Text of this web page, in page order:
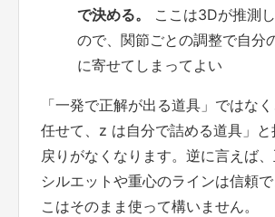
で決める。
ここは3Dが推測
ので、関節ごとの調整で自分
に寄せてしまってよい
「一発で正解が出る道具」ではな
任せて、z は自分で詰める道具」
戻りがなくなります。逆に言えば
シルエットや重心のラインは信頼
こはそのまま使って構いません。